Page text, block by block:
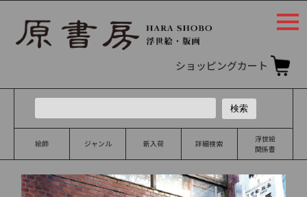
ショッピングカート
絵師 ジャンル 新入荷 詳細検索
浮世絵
関係書